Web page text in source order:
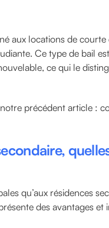
aux locations de courte
Ce type de bail est
ce qui le
précédent article :
qu’aux résidences
des avantages et